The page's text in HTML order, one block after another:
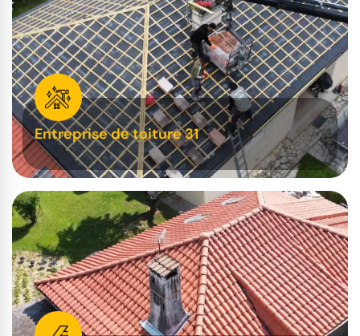
Entreprise de toiture 31